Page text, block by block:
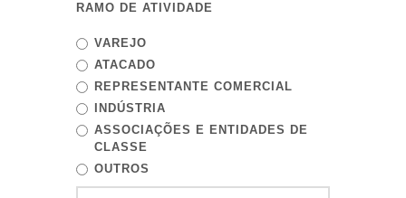
RAMO DE ATIVIDADE
VAREJO
ATACADO
REPRESENTANTE COMERCIAL
INDÚSTRIA
ASSOCIAÇÕES E ENTIDADES DE
CLASSE
OUTROS